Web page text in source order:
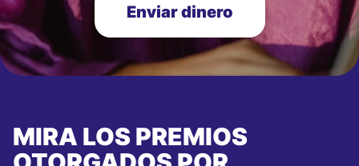
Enviar dinero
MIRA LOS PREMIOS